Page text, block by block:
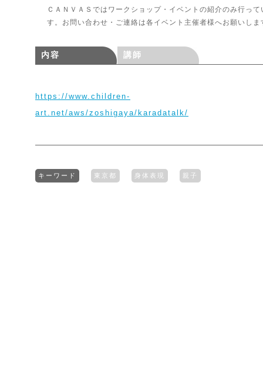
ＣＡＮＶＡＳではワークショップ・イベントの紹介のみ行って
す。お問い合わせ・ご連絡は各イベント主催者様へお願いしま
内容 講師
https://www.children-
art.net/aws/zoshigaya/karadatalk/
キーワード 東京都 身体表現 親子